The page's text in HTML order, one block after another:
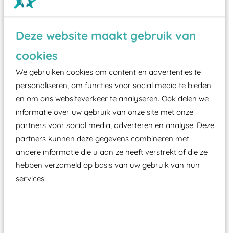
Deze website maakt gebruik van
cookies
We gebruiken cookies om content en advertenties te
personaliseren, om functies voor social media te bieden
en om ons websiteverkeer te analyseren. Ook delen we
informatie over uw gebruik van onze site met onze
partners voor social media, adverteren en analyse. Deze
partners kunnen deze gegevens combineren met
andere informatie die u aan ze heeft verstrekt of die ze
hebben verzameld op basis van uw gebruik van hun
services.
Wist je dat:
Vanaf een valhoogte van 1,5 meter een speciale
valondergrond onder speeltoestellen verplicht is
zoals kunstgras, rubber tegels of boomschors?
Elk speeltoestel in de openbare ruimte voorzien
moet zijn van een typekeuring, -plaatje en
certificering, uitgegeven door een Nederlands
aangewezen keuringsinstantie?
Wij ook speeltoestellen kunnen laten keuren zodat
ze toch binnen het Warenwetbesluit Attractie- en